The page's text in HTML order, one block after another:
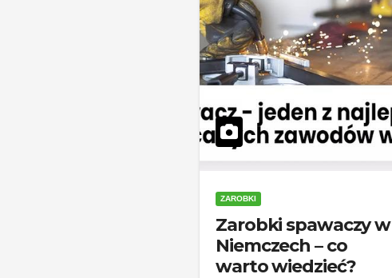
ZAROBKI
Zarobki spawaczy w
Niemczech – co
warto wiedzieć?